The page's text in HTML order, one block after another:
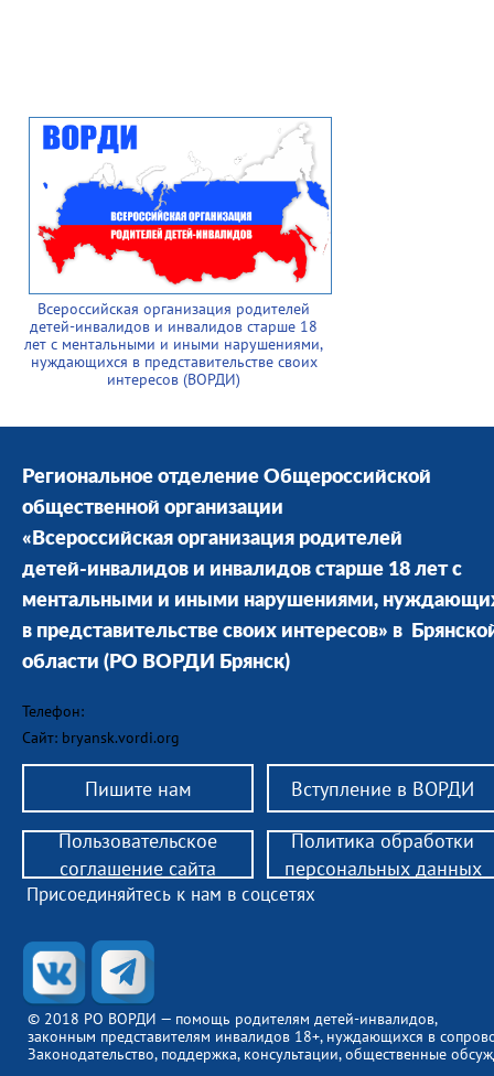
Всероссийская организация родителей
детей-инвалидов и инвалидов старше 18
лет с ментальными и иными нарушениями,
нуждающихся в представительстве своих
интересов (ВОРДИ)
Региональное отделение Общероссийской
общественной организации
«Всероссийская организация родителей
детей-инвалидов и инвалидов старше 18 лет с
ментальными и иными нарушениями,
в представительстве своих интересов» в
области (РО ВОРДИ Брянск)
Телефон:
Сайт: bryansk.vordi.org
Пишите нам Вступление в ВОРДИ
© 2018 РО ВОРДИ — помощь родителям детей-инвалидов,
законным представителям инвалидов 18+, нуждающихся в
Законодательство, поддержка, консультации, общественные
Присоединяйтесь к нам в соцсетях
Пользовательское
соглашение сайта
Политика обработки
персональных данных